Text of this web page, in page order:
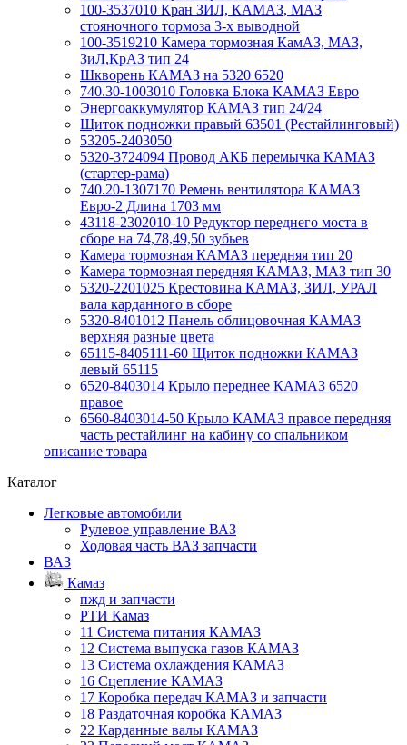
100-3537010 Кран ЗИЛ, КАМАЗ, МАЗ
стояночного тормоза 3-х выводной
100-3519210 Камера тормозная КамАЗ, МАЗ,
ЗиЛ,КрАЗ тип 24
Шкворень КАМАЗ на 5320 6520
740.30-1003010 Головка Блока КАМАЗ Евро
Энергоаккумулятор КАМАЗ тип 24/24
Щиток подножки правый 63501 (Рестайлинговый)
53205-2403050
5320-3724094 Провод АКБ перемычка КАМАЗ
(стартер-рама)
740.20-1307170 Ремень вентилятора КАМАЗ
Евро-2 Длина 1703 мм
43118-2302010-10 Редуктор переднего моста в
сборе на 74,78,49,50 зубьев
Камера тормозная КАМАЗ передняя тип 20
Камера тормозная передняя КАМАЗ, МАЗ тип 30
5320-2201025 Крестовина КАМАЗ, ЗИЛ, УРАЛ
вала карданного в сборе
5320-8401012 Панель облицовочная КАМАЗ
верхняя разные цвета
65115-8405111-60 Щиток подножки КАМАЗ
левый 65115
6520-8403014 Крыло переднее КАМАЗ 6520
правое
6560-8403014-50 Крыло КАМАЗ правое передняя
часть рестайлинг на кабину со спальником
описание товара
Каталог
Легковые автомобили
Рулевое управление ВАЗ
Ходовая часть ВАЗ запчасти
ВАЗ
Камаз
пжд и запчасти
РТИ Камаз
11 Система питания КАМАЗ
12 Система выпуска газов КАМАЗ
13 Система охлаждения КАМАЗ
16 Сцепление КАМАЗ
17 Коробка передач КАМАЗ и запчасти
18 Раздаточная коробка КАМАЗ
22 Карданные валы КАМАЗ